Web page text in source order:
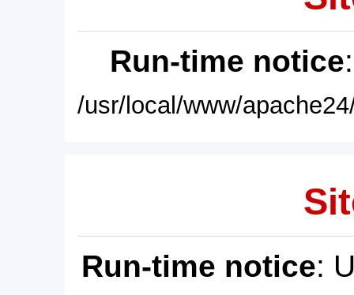
Run-time notice
/usr/local/www/
Run-time notice: